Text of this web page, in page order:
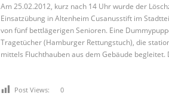
Am 25.02.2012, kurz nach 14 Uhr wurde der
Einsatzübung in Altenheim Cusanusstift im
von fünf bettlägerigen Senioren. Eine
Tragetücher (Hamburger Rettungstuch), die
mittels Fluchthauben aus dem Gebäude
Post Views: 0